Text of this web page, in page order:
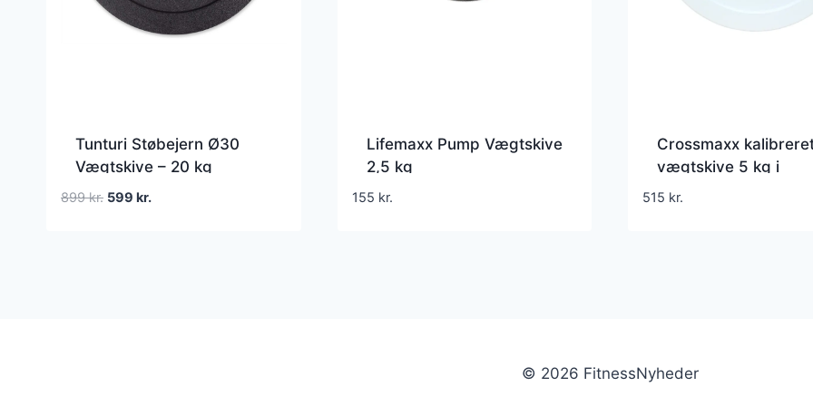
Tunturi Støbejern Ø30
Vægtskive – 20 kg
899kr. Den
599 kr.Den
Lifemaxx Pump Vægtskive
2,5 kg
155 kr.
Crossmaxx
vægtskive 5 kg i
støbejern til styrkeløft
515 kr.
© 2026 FitnessNyheder